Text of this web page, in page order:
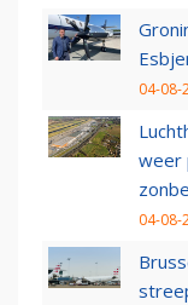
04-08-
weer
04-08-